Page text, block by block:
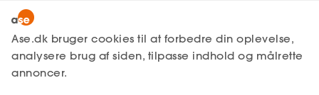
MitAse
Ase Selvstændig
Lønmodtager
A-kasse
Fagforening
Lønmodtager Få svar Kurser og efteruddannelse
Ase.dk bruger cookies til at forbedre din oplevelse,
analysere brug af siden, tilpasse indhold og målrette
annoncer.